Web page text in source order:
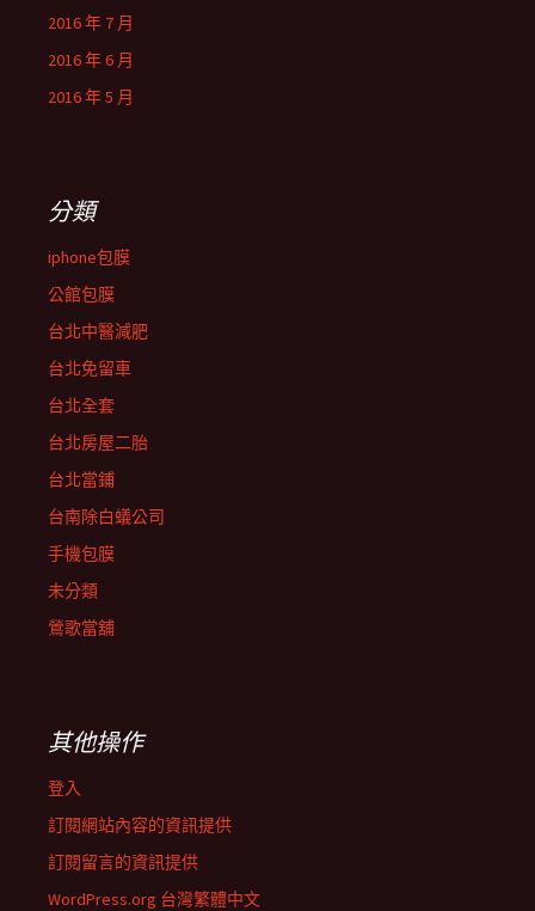
2016 年 7 月
2016 年 6 月
2016 年 5 月
分類
iphone包膜
公館包膜
台北中醫減肥
台北免留車
台北全套
台北房屋二胎
台北當鋪
台南除白蟻公司
手機包膜
未分類
鶯歌當舖
其他操作
登入
訂閱網站內容的資訊提供
訂閱留言的資訊提供
WordPress.org 台灣繁體中文